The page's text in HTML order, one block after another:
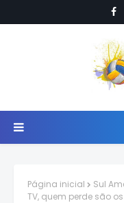
Página inicial Sul
TV, quem perde são